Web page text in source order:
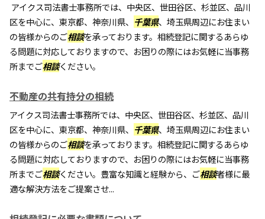
アイクス司法書士事務所では、中央区、世田谷区、杉並区、品川
区を中心に、東京都、神奈川県、 千葉県、埼玉県周辺にお住まい
の皆様からのご相談を承っております。相続登記に関するあらゆ
る問題に対応しておりますので、お困りの際にはお気軽に当事務
所までご相談ください。
不動産の共有持分の相続
アイクス司法書士事務所では、中央区、世田谷区、杉並区、品川
区を中心に、東京都、神奈川県、 千葉県、埼玉県周辺にお住まい
の皆様からのご相談を承っております。相続登記に関するあらゆ
る問題に対応しておりますので、お困りの際にはお気軽に当事務
所までご相談ください。豊富な知識と経験から、ご相談者様に最
適な解決方法をご提案させ...